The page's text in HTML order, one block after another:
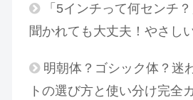
「5インチって何センチ
聞かれても大丈夫！やさし
明朝体？ゴシック体？迷
トの選び方と使い分け完全